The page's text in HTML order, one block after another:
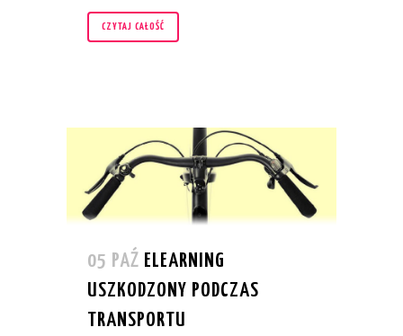
CZYTAJ CAŁOŚĆ
05 PAŹ ELEARNING
USZKODZONY PODCZAS
TRANSPORTU